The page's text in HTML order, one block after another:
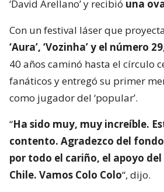
‘David Arellano’ y recibió una
Con un festival láser que
‘Aura’, ‘Vozinha’ y el número 29
40 años caminó hasta el círculo
fanáticos y entregó su primer
como jugador del ‘popular’.
“Ha sido muy, muy increíble.
contento. Agradezco del
por todo el cariño, el apoyo
Chile. Vamos Colo Colo“, dijo.